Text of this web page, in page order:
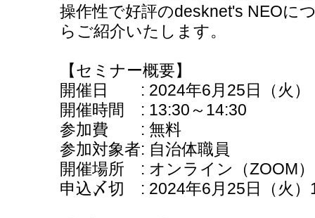
操作性で好評のdesknet's NEOに
らご紹介いたします。
【セミナー概要】
開催日 : 2024年6月25日（火）
開催時間 : 13:30～14:30
参加費 : 無料
参加対象者: 自治体職員
開催場所 : オンライン（ZOOM）
申込〆切 : 2024年6月25日（火）